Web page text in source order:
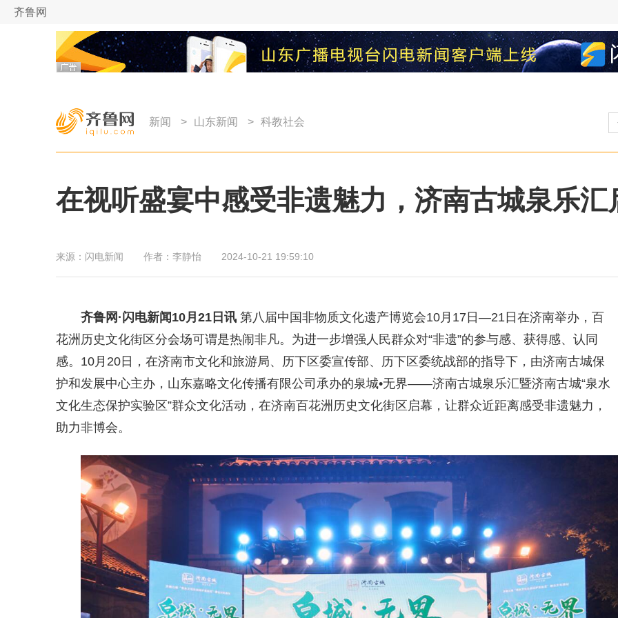
齐鲁网
新闻 > 山东新闻 > 科教社会
在视听盛宴中感受非遗魅力，济南古城泉乐汇
来源： 闪电新闻 作者： 李静怡 2024-10-21 19:59:10
齐鲁网 ·闪电新闻10月21日讯第八届中国非物质文化遗产博览会10月17日—21日在济南举办，百
花洲历史文化街区分会场可谓是热闹非凡。为进一步增强人民群众对“非遗”的参与感、获得感、认同
感。 10月 20日，在济南市文化和旅游局、历下区委宣传部、
历下区委统战部的指导下，由济南古城保
护和发展中心主办，山东嘉略文化传播有限公司承办的泉城•无界——济南古城泉乐汇暨济南古城“泉水
文化生态保护实验区”群众文化活动，在济南百花洲历史文化街区 启幕，让群众近距离感受非遗魅力，
助力非博会。